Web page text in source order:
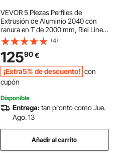
VEVOR 5 Piezas Perfiles de
Extrusión de Aluminio 2040 con
ranura en T de 2000 mm, Riel Lineal
Anodizado de Alta Resistencia para
Impresora 3D, Máquina CNC (DIY),
Grabado Láser, Color Negro
(4)
12590€
¡Extra5% de descuento! con
cupón
Disponible
Entrega:tan pronto como Jue.
Ago. 13
Añadir al carrito